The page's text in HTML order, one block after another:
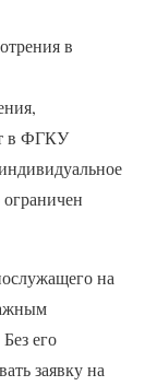
в
в ФГКУ
на
его
заявку на